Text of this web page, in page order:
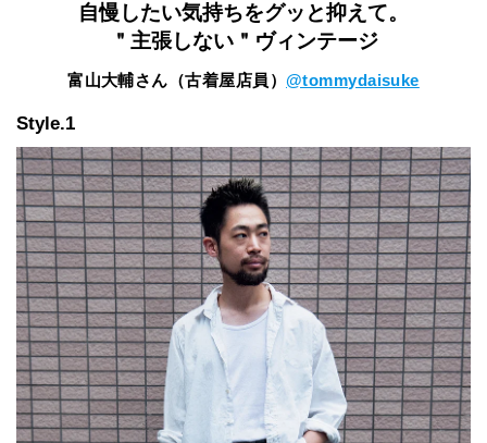
自慢したい気持ちをグッと抑えて。
＂主張しない＂ヴィンテージ
富山大輔さん（古着屋店員） @tommydaisuke
Style.1